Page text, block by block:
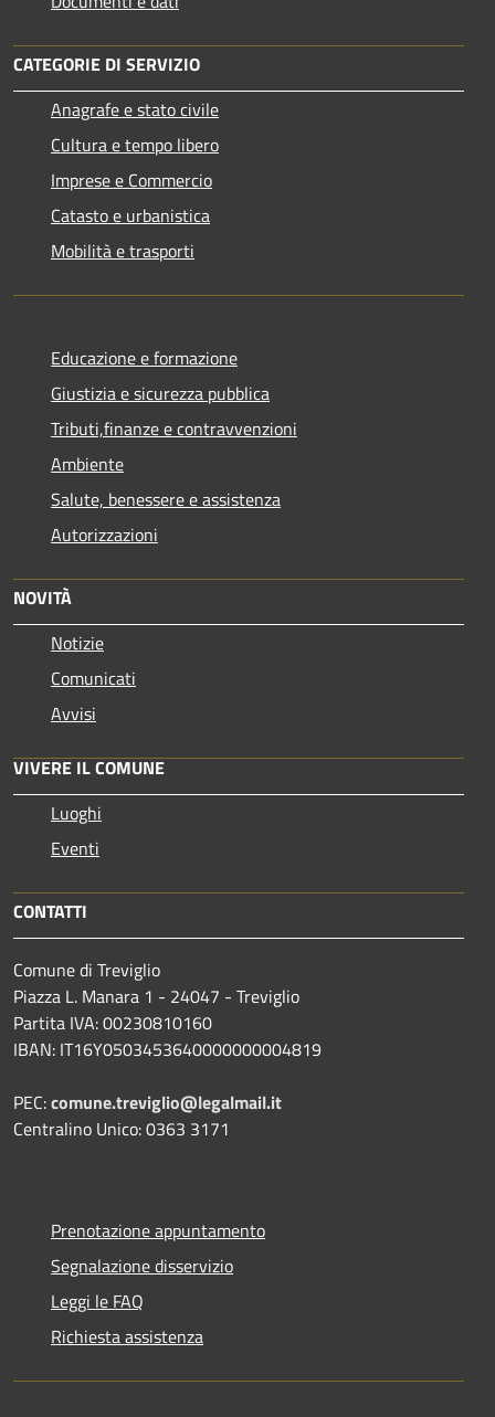
CATEGORIE DI SERVIZIO
Anagrafe e stato civile
Cultura e tempo libero
Imprese e Commercio
Catasto e urbanistica
Mobilità e trasporti
Educazione e formazione
Giustizia e sicurezza pubblica
Tributi,finanze e contravvenzioni
Ambiente
Salute, benessere e assistenza
Autorizzazioni
NOVITÀ
Notizie
Comunicati
Avvisi
VIVERE IL COMUNE
Luoghi
Eventi
CONTATTI
Comune di Treviglio
Piazza L. Manara 1 - 24047 - Treviglio
Partita IVA: 00230810160
IBAN: IT16Y0503453640000000004819
PEC:comune.treviglio@legalmail.it
Centralino Unico: 0363 3171
Prenotazione appuntamento
Segnalazione disservizio
Leggi le FAQ
Richiesta assistenza